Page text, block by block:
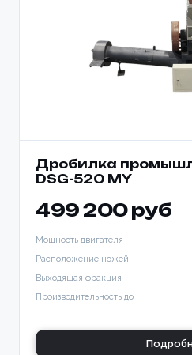
Дробилка
DSG-520 MY
499 200 руб
Мощность двигателя
Расположение ножей
Выходящая фракция
Производительность до